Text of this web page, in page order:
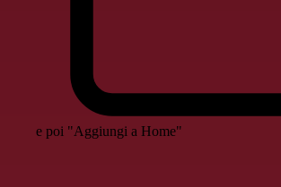
e poi "Aggiungi a Home"